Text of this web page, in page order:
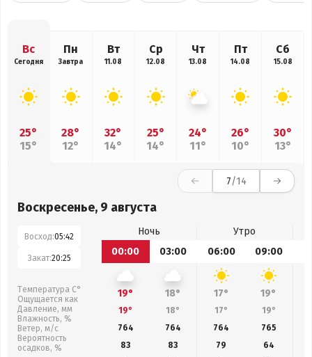
Вс
Сегодня
25°
15°
Пн
Завтра
28°
12°
Вт
11.08
32°
14°
Ср
12.08
25°
14°
Чт
13.08
24°
11°
Пт
14.08
26°
10°
Сб
15.08
30°
13°
7/14
Воскресенье, 9 августа
Восход:05:42
Закат:20:25
Температура С°
Ощущается как
Давление, мм
Влажность, %
Ветер, м/с
Вероятность
осадков, %
Ночь
Утро
00:00
03:00 06:00 09:00
19° 18° 17° 19°
19° 18° 17° 19°
764
764 764 765
83
83 79 64